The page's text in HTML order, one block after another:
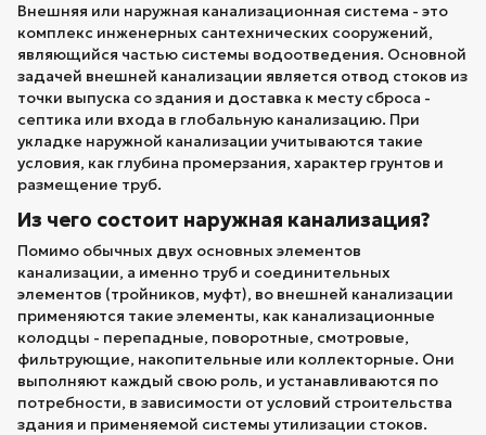
Внешняя или наружная канализационная система - это
комплекс инженерных сантехнических сооружений,
являющийся частью системы водоотведения. Основной
задачей внешней канализации является отвод стоков из
точки выпуска со здания и доставка к месту сброса -
септика или входа в глобальную канализацию. При
укладке наружной канализации учитываются такие
условия, как глубина промерзания, характер грунтов и
размещение труб.
Из чего состоит наружная канализация?
Помимо обычных двух основных элементов
канализации, а именно труб и соединительных
элементов (тройников, муфт), во внешней канализации
применяются такие элементы, как канализационные
колодцы - перепадные, поворотные, смотровые,
фильтрующие, накопительные или коллекторные. Они
выполняют каждый свою роль, и устанавливаются по
потребности, в зависимости от условий строительства
здания и применяемой системы утилизации стоков.